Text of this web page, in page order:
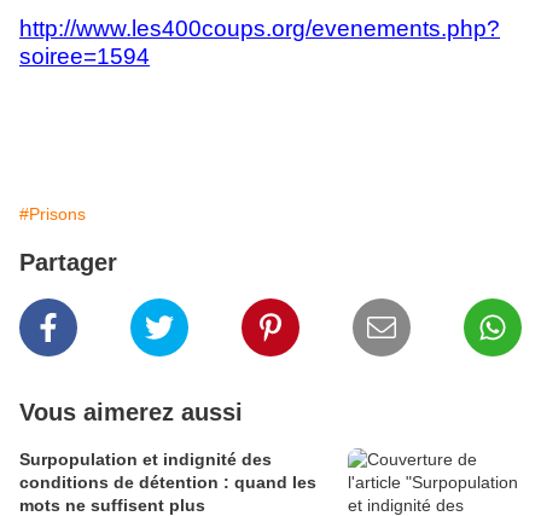
http://www.les400coups.org/evenements.php?
soiree=1594
#Prisons
Partager
Vous aimerez aussi
Surpopulation et indignité des
conditions de détention : quand les
mots ne suffisent plus